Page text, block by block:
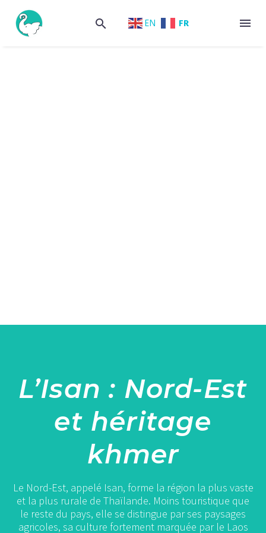
EN FR
L’Isan : Nord-Est
et héritage
khmer
Le Nord-Est, appelé Isan, forme la région la plus vaste
et la plus rurale de Thaïlande. Moins touristique que
le reste du pays, elle se distingue par ses paysages
agricoles, sa culture fortement marquée par le Laos